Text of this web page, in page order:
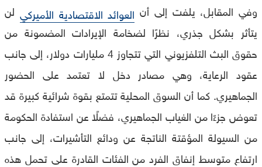
وفي المقابل، يلفت إلى أن العوائد الاقتصادية الأميركي لن
يتأثر بشكل جذري، نظرًا لضخامة الإيرادات المضمونة من
حقوق البث التلفزيوني التي تتجاوز 4 مليارات دولار، إلى جانب
عقود الرعاية، وهي مصادر دخل لا تعتمد على الحضور
الجماهيري. كما أن السوق المحلية تتمتع بقوة شرائية كبيرة قد
تعوض جزءًا من الغياب الجماهيري، فضلًا عن استفادة الحكومة
من السيولة المؤقتة الناتجة عن ودائع التأشيرات، إلى جانب
ارتفاع متوسط إنفاق الفرد من الفئات القادرة على تحمل هذه